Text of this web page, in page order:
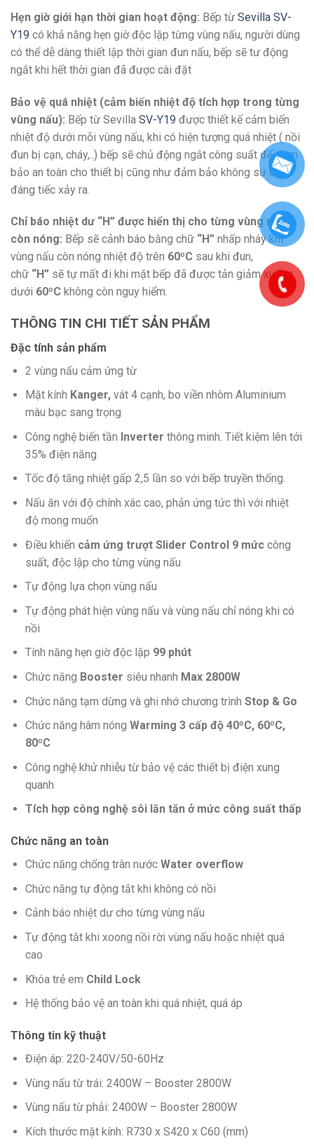
Hẹn giờ giới hạn thời gian hoạt động: Bếp từ Sevilla SV-
Y19 có khả năng hẹn giờ độc lập từng vùng nấu, người dùng
có thể dễ dàng thiết lập thời gian đun nấu, bếp sẽ tư động
ngắt khi hết thời gian đã được cài đặt
Bảo vệ quá nhiệt (cảm biến nhiệt độ tích hợp trong từng
vùng nấu): Bếp từ Sevilla SV-Y19 được thiết kế cảm biến
nhiệt độ dưới mỗi vùng nấu, khi có hiện tượng quá nhiệt ( nồi
đun bị cạn, cháy,..) bếp sẽ chủ động ngắt công suất để đảm
bảo an toàn cho thiết bị cũng như đảm bảo không sự cố
đáng tiếc xảy ra.
Chỉ báo nhiệt dư “H” được hiển thị cho từng vùng nấu
còn nóng: Bếp sẽ cảnh báo bằng chữ “H” nhấp nháy khi
vùng nấu còn nóng nhiệt độ trên 60ºC sau khi đun,
chữ “H” sẽ tự mất đi khi mặt bếp đã được tản giảm xuống
dưới 60ºC không còn nguy hiểm.
THÔNG TIN CHI TIẾT SẢN PHẨM
Đặc tính sản phẩm
2 vùng nấu cảm ứng từ
Mặt kính Kanger, vát 4 cạnh, bo viền nhôm Aluminium
màu bạc sang trọng
Công nghệ biến tần Inverter thông minh. Tiết kiệm lên tới
35% điện năng
Tốc độ tăng nhiệt gấp 2,5 lần so với bếp truyền thống.
Nấu ăn với độ chính xác cao, phản ứng tức thì với nhiệt
độ mong muốn
Điều khiển cảm ứng trượt Slider Control 9 mứccông
suất, độc lập cho từng vùng nấu
Tự động lựa chọn vùng nấu
Tự động phát hiện vùng nấu và vùng nấu chỉ nóng khi có
nồi
Tính năng hẹn giờ độc lập 99 phút
Chức năng Booster siêu nhanh Max 2800W
Chức năng tạm dừng và ghi nhớ chương trình Stop & Go
Chức năng hâm nóng Warming 3 cấp độ 40ºC, 60ºC,
80ºC
Công nghệ khử nhiễu từ bảo vệ các thiết bị điện xung
quanh
Tích hợp công nghệ sôi lăn tăn ở mức công suất thấp
Chức năng an toàn
Chức năng chống tràn nước Water overflow
Chức năng tự động tắt khi không có nồi
Cảnh báo nhiệt dư cho từng vùng nấu
Tự động tắt khi xoong nồi rời vùng nấu hoặc nhiệt quá
cao
Khóa trẻ em Child Lock
Hệ thống bảo vệ an toàn khi quá nhiệt, quá áp
Thông tin kỹ thuật
Điện áp: 220-240V/50-60Hz
Vùng nấu từ trái: 2400W – Booster 2800W
Vùng nấu từ phải: 2400W – Booster 2800W
Kích thước mặt kính: R730 x S420 x C60 (mm)